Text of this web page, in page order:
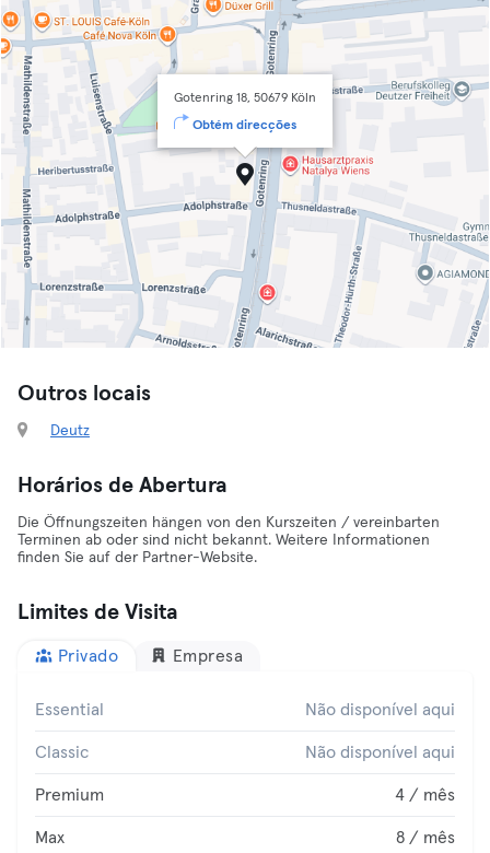
Gotenring 18, 50679 Köln
Obtém direcções
Outros locais
Deutz
Horários de Abertura
Die Öffnungszeiten hängen von den Kurszeiten / vereinbarten
Terminen ab oder sind nicht bekannt. Weitere Informationen
finden Sie auf der Partner-Website.
Limites de Visita
Privado Empresa
Essential Não disponível aqui
Classic Não disponível aqui
Premium 4 / mês
Max 8 / mês